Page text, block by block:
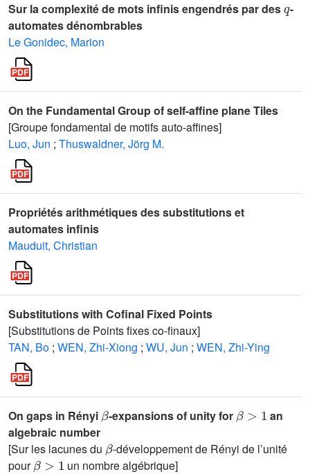
Sur la complexité de mots infinis engendrés par des -
automates dénombrables
Le Gonidec, Marion
On the Fundamental Group of self-affine plane Tiles
[Groupe fondamental de motifs auto-affines]
Luo, Jun ; Thuswaldner, Jörg M.
Propriétés arithmétiques des substitutions et
automates infinis
Mauduit, Christian
Substitutions with Cofinal Fixed Points
[Substitutions de Points fixes co-finaux]
TAN, Bo ; WEN, Zhi-Xiong ; WU, Jun ; WEN, Zhi-Ying
On gaps in Rényi -expansions of unity for
an
algebraic number
[Sur les lacunes du
-développement de Rényi de l’unité
pour
β>1
un nombre algébrique]